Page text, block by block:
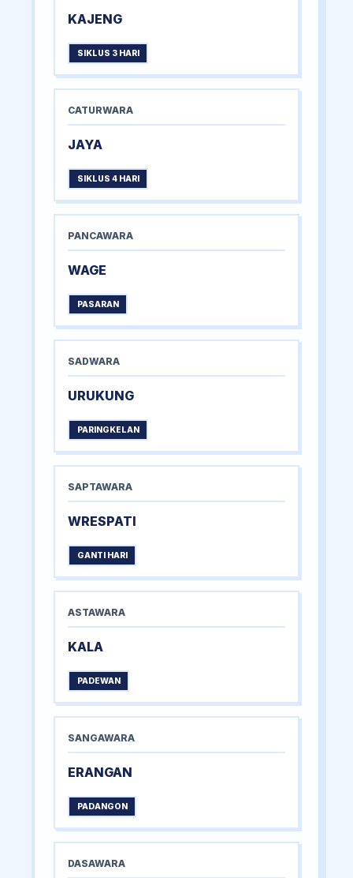
KAJENG
SIKLUS 3 HARI
CATURWARA
JAYA
SIKLUS 4 HARI
PANCAWARA
WAGE
PASARAN
SADWARA
URUKUNG
PARINGKELAN
SAPTAWARA
WRESPATI
GANTI HARI
ASTAWARA
KALA
PADEWAN
SANGAWARA
ERANGAN
PADANGON
DASAWARA